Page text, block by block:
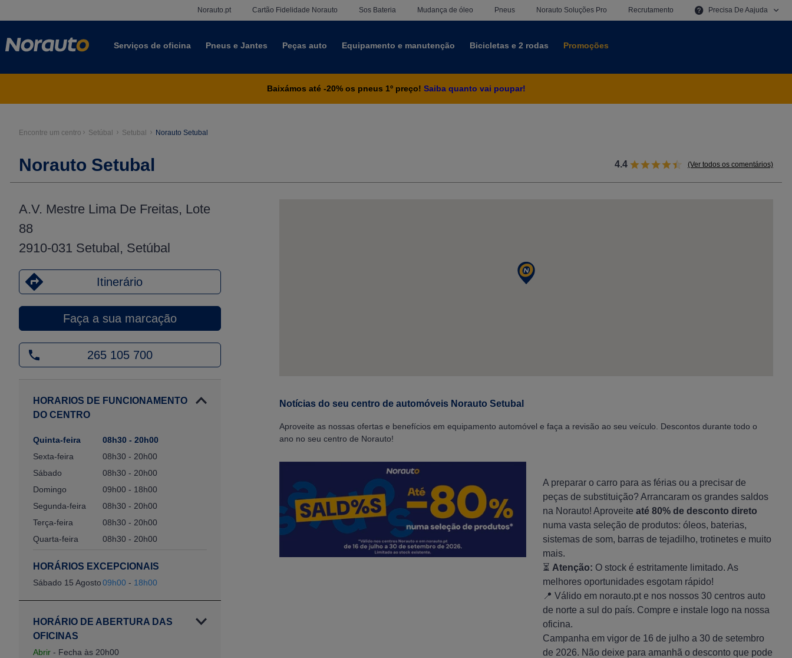
Norauto.pt Cartão Fidelidade Norauto Sos Bateria Mudança de óleo Pneus Norauto Soluções Pro Recrutamento Precisa De AAJuda
Serviços de oficina Pneus e Jantes Peças auto Equipamento e manutenção Bicicletas e 2 rodas Promoções
Baixámos até -20% os pneus 1º preço! Saiba quanto vai poupar!
Encontre um centro Setúbal Setubal Norauto Setubal
Norauto Setubal 4.4 (Ver todos os comentários)
A.V. Mestre Lima De Freitas, Lote
88
2910-031 Setubal, Setúbal
Itinerário
Faça a sua marcação
265 105 700
HORARIOS DE FUNCIONAMENTO
DO CENTRO
Quinta-feira
08h30 - 20h00
Sexta-feira
08h30 - 20h00
Sábado
08h30 - 20h00
Domingo
09h00 - 18h00
Segunda-feira
08h30 - 20h00
Terça-feira
08h30 - 20h00
Quarta-feira
08h30 - 20h00
HORÁRIOS EXCEPCIONAIS
Sábado 15 Agosto09h00 - 18h00
HORÁRIO DE ABERTURA DAS
OFICINAS
Abrir - Fecha às 20h00
Notícias do seu centro de automóveis Norauto Setubal
Aproveite as nossas ofertas e benefícios em equipamento automóvel e faça a revisão ao seu veículo. Descontos durante todo o
ano no seu centro de Norauto!
A preparar o carro para as férias ou a precisar de
peças de substituição? Arrancaram os grandes saldos
na Norauto! Aproveite até 80% de desconto direto
numa vasta seleção de produtos: óleos, baterias,
sistemas de som, barras de tejadilho, trotinetes e muito
mais.
⏳ Atenção: O stock é estritamente limitado. As
melhores oportunidades esgotam rápido!
📍 Válido em norauto.pt e nos nossos 30 centros auto
de norte a sul do país. Compre e instale logo na nossa
oficina.
Campanha em vigor de 16 de julho a 30 de setembro
de 2026. Não deixe para amanhã o desconto que pode